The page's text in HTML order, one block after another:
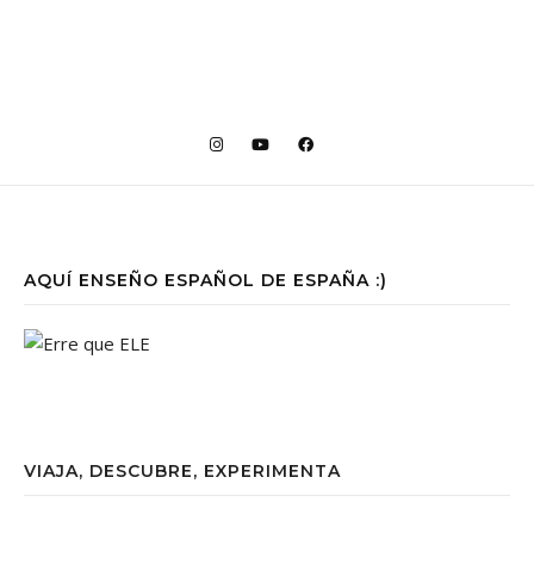
AQUÍ ENSEÑO ESPAÑOL DE ESPAÑA :)
VIAJA, DESCUBRE, EXPERIMENTA